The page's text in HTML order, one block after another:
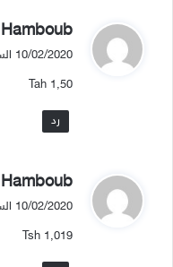
ي
ق
ل
10/02/2020 الساعة 3:39 م
Tah 1,50
رد
ي
ق
ل
10/02/2020 الساعة 3:43 م
Tsh 1,019